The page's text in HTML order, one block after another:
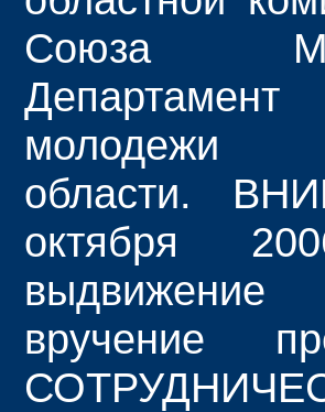
Союза
молодежи
области.
октября
выдвижение
вручение